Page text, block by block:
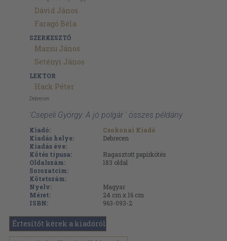
Dávid János
Faragó Béla
SZERKESZTŐ
Mazsu János
Setényi János
LEKTOR
Hack Péter
Debrecen
'Csepeli György: A jó polgár ' összes példány
Kiadó:
Csokonai Kiadó
Kiadás helye:
Debrecen
Kiadás éve:
Kötés típusa:
Ragasztott papírkötés
Oldalszám:
183 oldal
Sorozatcím:
Kötetszám:
Nyelv:
Magyar
Méret:
24 cm x 16 cm
ISBN:
963-093-2
Értesítőt kérek a kiadóról